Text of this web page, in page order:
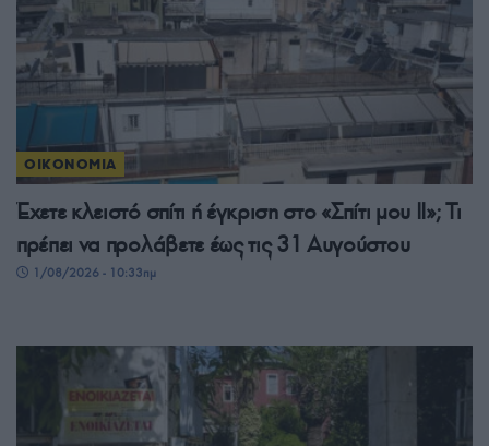
ΟΙΚΟΝΟΜΙΑ
Έχετε κλειστό σπίτι ή έγκριση στο «Σπίτι μου ΙΙ»; Τι
πρέπει να προλάβετε έως τις 31 Αυγούστου
1/08/2026 - 10:33πμ